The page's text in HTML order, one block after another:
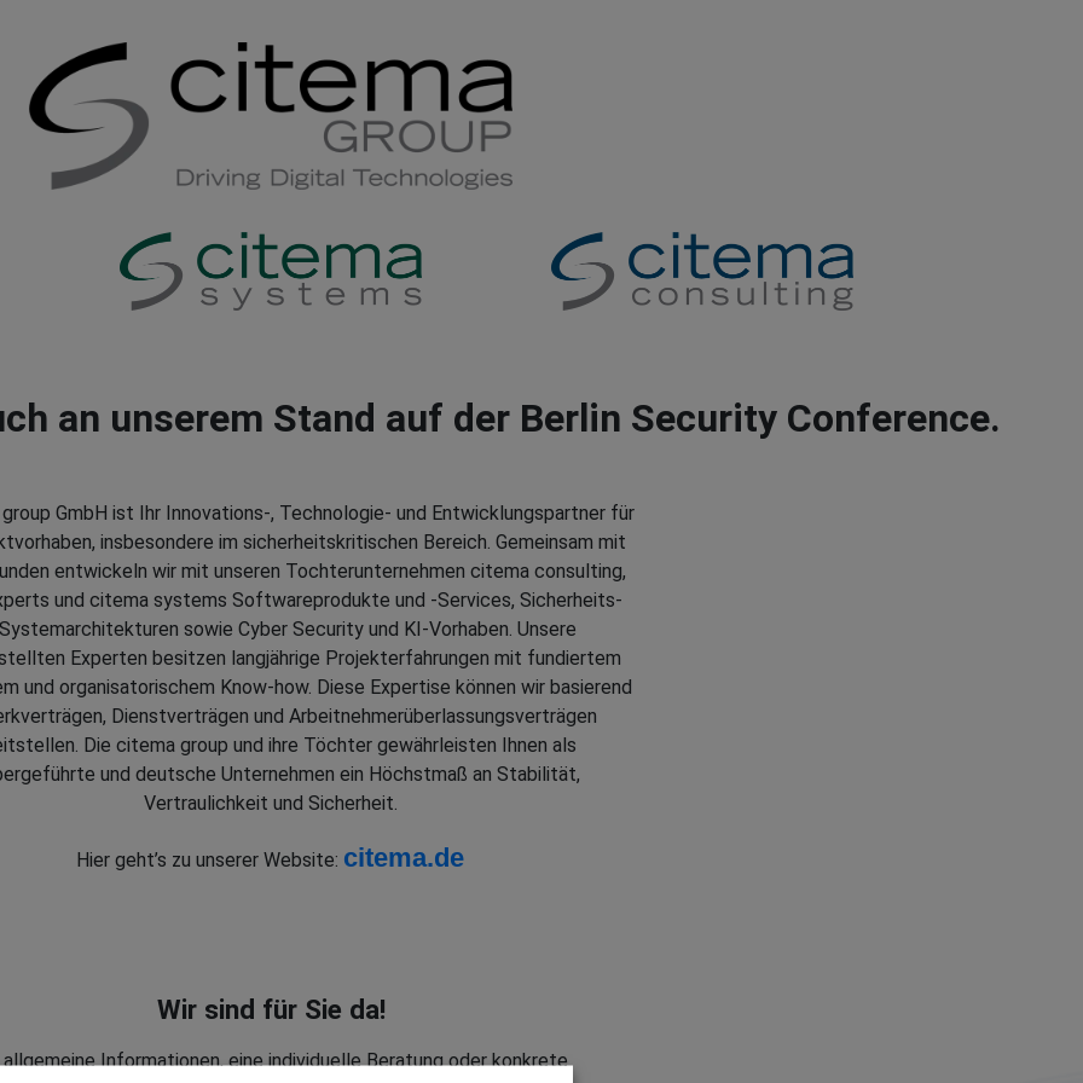
an unserem Stand auf der Berlin Security Conference.
GmbH ist Ihr Innovations-, Technologie- und Entwicklungspartner für
insbesondere im sicherheitskritischen Bereich. Gemeinsam mit
entwickeln wir mit unseren Tochterunternehmen citema consulting,
und citema systems Softwareprodukte und -Services, Sicherheits-
sowie Cyber Security und KI-Vorhaben. Unsere
Experten besitzen langjährige Projekterfahrungen mit fundiertem
und organisatorischem Know-how. Diese Expertise können wir basierend
Dienstverträgen und Arbeitnehmerüberlassungsverträgen
Die citema group und ihre Töchter gewährleisten Ihnen als
und deutsche Unternehmen ein Höchstmaß an Stabilität,
Vertraulichkeit und Sicherheit.
Hier geht’s zu unserer Website: citema.de
Wir sind für Sie da!
allgemeine Informationen, eine individuelle Beratung oder konkrete